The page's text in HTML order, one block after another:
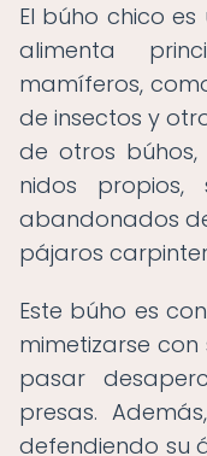
El búho chico
alimenta
mamíferos,
de insectos y
de otros
nidos
abandonados
pájaros
Este búho es
mimetizarse
pasar
presas.
defendiendo su